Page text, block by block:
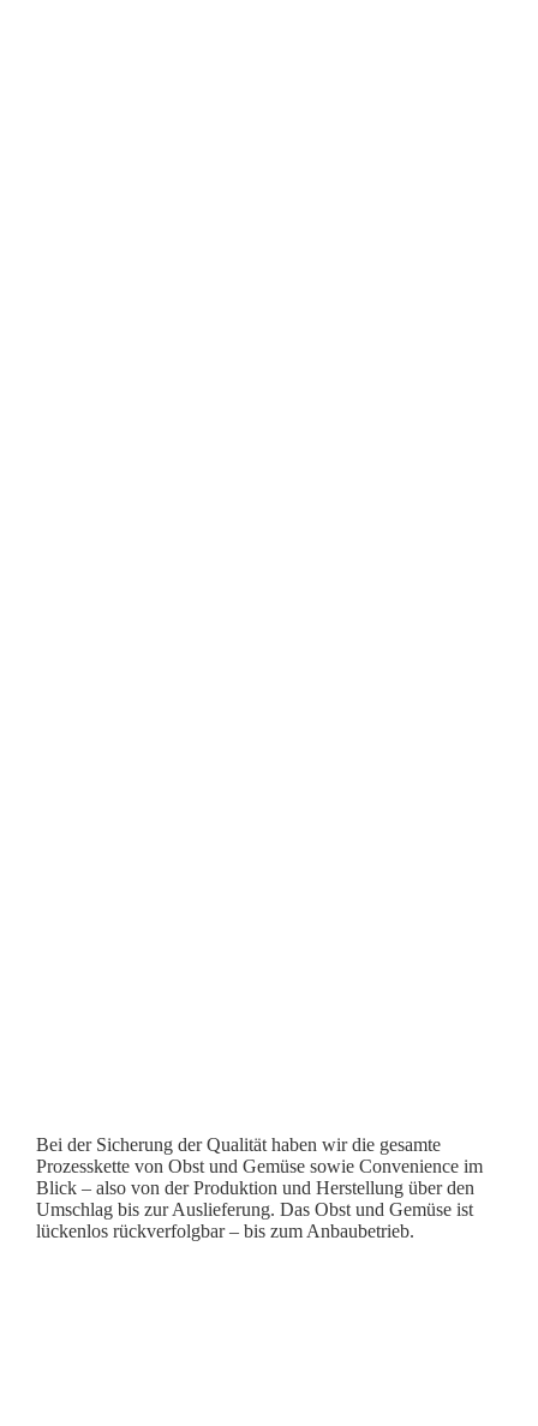
Bei der Sicherung der Qualität haben wir die gesamte
Prozesskette von Obst und Gemüse sowie Convenience im
Blick – also von der Produktion und Herstellung über den
Umschlag bis zur Auslieferung. Das Obst und Gemüse ist
lückenlos rückverfolgbar – bis zum Anbaubetrieb.